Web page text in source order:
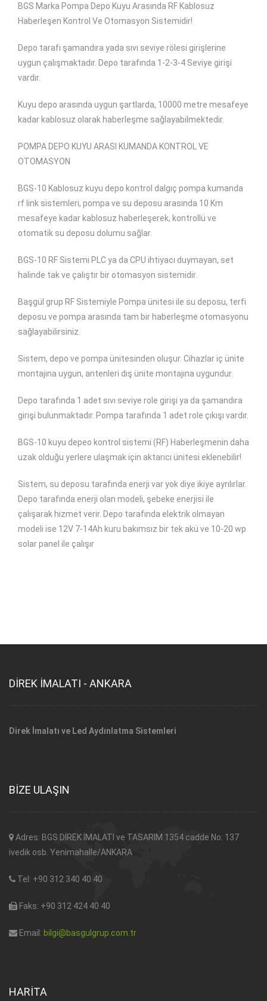
BGS Marka Pompa Depo Kuyu Arasında RF Kablosuz
Haberleşen Kontrol Ve Otomasyon Sistemidir!
Depo tarafı şamandıra yada sıvı seviye rölesi girişlerine
uygun çalışmaktadır. Depo tarafında 1-2-3-4 Seviye girişi
vardır.
Kuyu depo arasında uygun şartlarda, 10000 metre mesafeye
kadar kablosuz olarak haberleşme sağlayabilmektedir.
POMPA DEPO KUYU ARASI KUMANDA KONTROL VE
OTOMASYON
BGS-10 Kablosuz kuyu depo kontrol dalgıç pompa kumanda
rf link sistemleri, pompa ve su deposu arasında 10 Km
mesafeye kadar kablosuz haberleşerek, kontrollü ve
otomatik su deposu dolumu sağlar.
BGS-10 RF Sistemi PLC ya da CPU ihtiyacı duymayan, set
halinde tak ve çalıştır bir otomasyon sistemidir.
Başgül grup RF Sistemiyle Pompa ünitesi ile su deposu, terfi
deposu ve pompa arasında tam bir haberleşme otomasyonu
sağlayabilirsiniz.
Sistem, depo ve pompa ünitesinden oluşur. Cihazlar iç ünite
montajına uygun, antenleri dış ünite montajına uygundur.
Depo tarafında 1 adet sıvı seviye role girişi ya da şamandıra
girişi bulunmaktadır. Pompa tarafında 1 adet role çıkışı vardır.
BGS-10 kuyu depeo kontrol sistemi (RF) Haberleşmenin daha
uzak olduğu yerlere ulaşmak için aktarıcı ünitesi eklenebilir!
Sistem, su deposu tarafında enerji var yok diye ikiye ayrılırlar.
Depo tarafında enerji olan modeli, şebeke enerjisi ile
çalışarak hizmet verir. Depo tarafında elektrik olmayan
modeli ise 12V 7-14Ah kuru bakımsız bir tek akü ve 10-20 wp
solar panel ile çalışır
DİREK İMALATI - ANKARA
Direk İmalatı ve Led Aydınlatma Sistemleri
BİZE ULAŞIN
Adres: BGS DİREK İMALATI ve TASARIM 1354 cadde No: 137
ivedik osb. Yenimahalle/ANKARA
Tel: +90 312 340 40 40
Faks: +90 312 424 40 40
Email: bilgi@basgulgrup.com.tr
HARİTA